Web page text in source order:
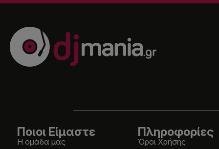
Ποιοι Είμαστε
Η ομάδα μας
Πληροφορίες
Όροι Χρήσης